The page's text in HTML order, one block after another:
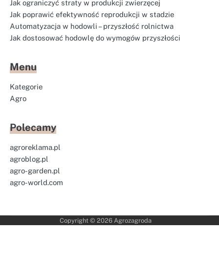
Jak ograniczyć straty w produkcji zwierzęcej
Jak poprawić efektywność reprodukcji w stadzie
Automatyzacja w hodowli – przyszłość rolnictwa
Jak dostosować hodowlę do wymogów przyszłości
Menu
Kategorie
Agro
Polecamy
agroreklama.pl
agroblog.pl
agro-garden.pl
agro-world.com
Copyright © 2026 Agrozagroda